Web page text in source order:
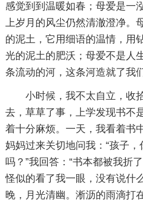
感觉到到温暖如春；母爱是一
上岁月的风尘仍然清澈澄净。
的泥土，它用细语的温情，用
光的泥土的肥沃；母爱不是人
条流动的河，这条河造就了我
小时候，我不太自立，收
去，草草了事，上学发现书不
着十分麻烦。一天，我看着书
妈妈过来关切地问我：“孩子
吗？”我回答：“书本都被我折
怪似的看了我一眼，没有说什
晚，月光清幽。淅沥的雨滴打